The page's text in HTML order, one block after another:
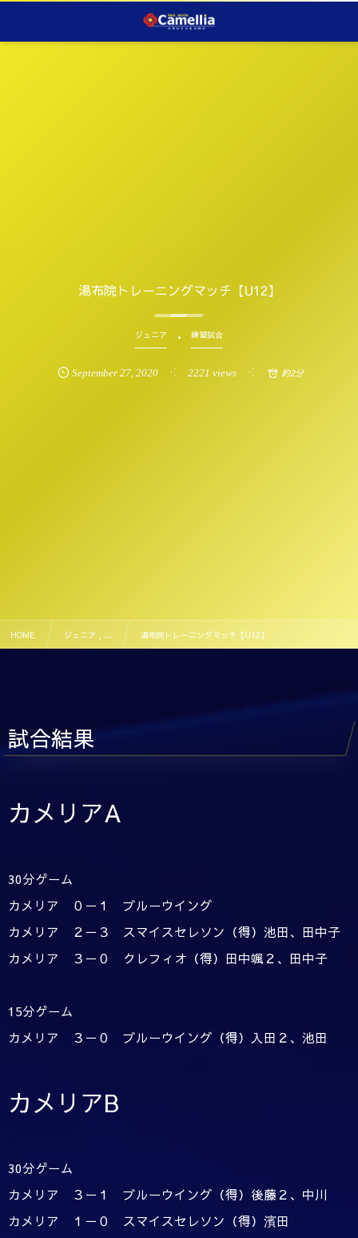
湯布院トレーニングマッチ【U12】
ジュニア 練習試合
September 27,2020 2221 views 約2分
HOME ジュニア , … 湯布院トレーニングマッチ【U12】
試合結果
カメリアA
30分ゲーム
カメリア ０－１ ブルーウイング
カメリア ２－３ スマイスセレソン（得）池田、田中子
カメリア ３－０ クレフィオ（得）田中颯２、田中子
15分ゲーム
カメリア ３－０ ブルーウイング（得）入田２、池田
カメリアB
30分ゲーム
カメリア ３－１ ブルーウイング（得）後藤２、中川
カメリア １－０ スマイスセレソン（得）濱田